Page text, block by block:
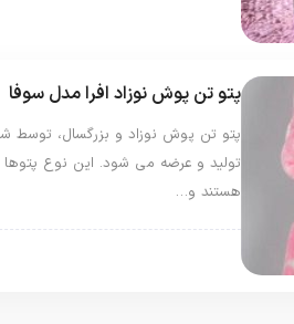
پتو تن پوش نوزاد افرا مدل سوفا
پتو تن پوش نوزاد و بزرگسال، توسط
تولید و عرضه می شود. این نوع
هستند و…